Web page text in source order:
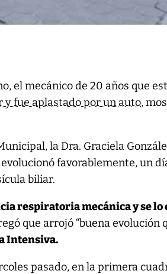
el mecánico de 20 años que
y fue aplastado por un auto,
la Dra. Graciela
favorablemente, un
biliar.
respiratoria mecánica y se lo
que arrojó “buena evolución
Intensiva.
pasado, en la primera